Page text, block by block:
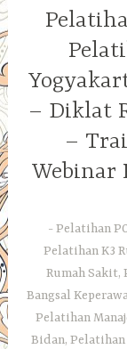
– Diklat
–
Webinar
Pelatihan
Pelatihan K3
Rumah Sakit,
Bangsal
Pelatihan
Bidan, Pelatihan